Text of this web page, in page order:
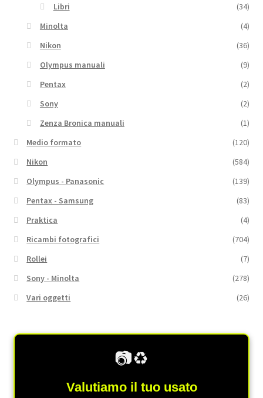
Libri
(34)
Minolta
(4)
Nikon
(36)
Olympus manuali
(9)
Pentax
(2)
Sony
(2)
Zenza Bronica manuali
(1)
Medio formato
(120)
Nikon
(584)
Olympus - Panasonic
(139)
Pentax - Samsung
(83)
Praktica
(4)
Ricambi fotografici
(704)
Rollei
(7)
Sony - Minolta
(278)
Vari oggetti
(26)
📷♻️
Valutiamo il tuo usato